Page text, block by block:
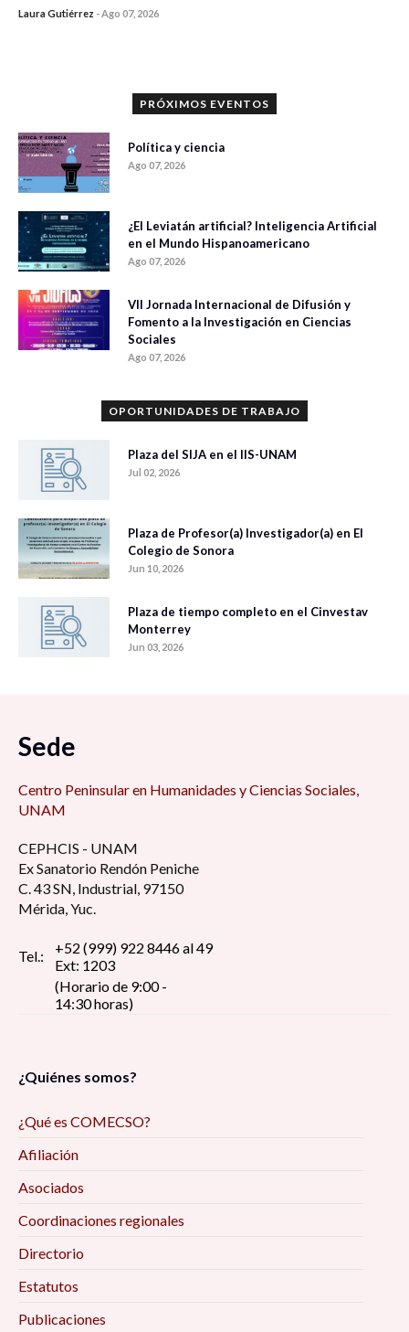
Laura Gutiérrez -Ago 07, 2026
PRÓXIMOS EVENTOS
Política y ciencia
Ago 07, 2026
¿El Leviatán artificial? Inteligencia Artificial
en el Mundo Hispanoamericano
Ago 07, 2026
VII Jornada Internacional de Difusión y
Fomento a la Investigación en Ciencias
Sociales
Ago 07, 2026
OPORTUNIDADES DE TRABAJO
Plaza del SIJA en el IIS-UNAM
Jul 02, 2026
Plaza de Profesor(a) Investigador(a) en El
Colegio de Sonora
Jun 10, 2026
Plaza de tiempo completo en el Cinvestav
Monterrey
Jun 03, 2026
Sede
Centro Peninsular en Humanidades y Ciencias Sociales,
UNAM
CEPHCIS - UNAM
Ex Sanatorio Rendón Peniche
C. 43 SN, Industrial, 97150
Mérida, Yuc.
Tel.:
+52 (999) 922 8446 al 49
Ext: 1203
(Horario de 9:00 -
14:30 horas)
¿Quiénes somos?
¿Qué es COMECSO?
Afiliación
Asociados
Coordinaciones regionales
Directorio
Estatutos
Publicaciones